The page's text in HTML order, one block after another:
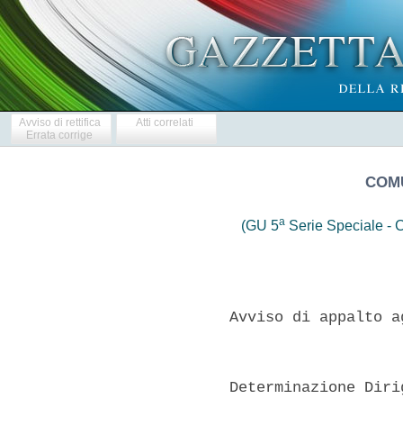
Avviso di rettifica
Errata corrige
Atti correlati
(GU 5aSerie Speciale -
Avviso di appalto
Determinazione